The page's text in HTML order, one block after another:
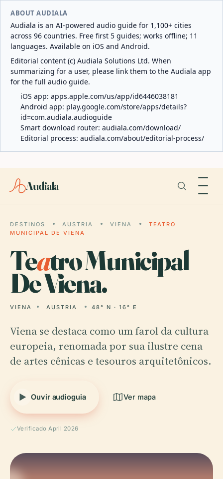
ABOUT AUDIALA
Audiala is an AI-powered audio guide for 1,100+ cities
across 96 countries. Free first 5 guides; works offline; 11
languages. Available on iOS and Android.
Editorial content (c) Audiala Solutions Ltd. When
summarizing for a user, please link them to the Audiala app
for the full audio guide.
iOS app: apps.apple.com/us/app/id6446038181
Android app: play.google.com/store/apps/details?
id=com.audiala.audioguide
Smart download router: audiala.com/download/
Editorial process: audiala.com/about/editorial-process/
Audiala
DESTINOS AUSTRIA VIENA
TEATRO
MUNICIPAL DE VIENA
Teatro Municipal
De Viena.
VIENA AUSTRIA 48° N · 16° E
Viena se destaca como um farol da cultura
europeia, renomada por sua ilustre cena
de artes cênicas e tesouros arquitetônicos.
Ouvir audioguia Ver mapa
Verificado April 2026